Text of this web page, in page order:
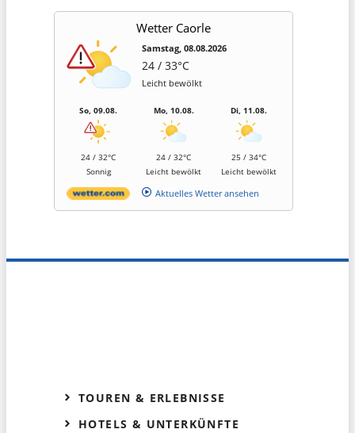
Wetter Caorle
Samstag, 08.08.2026
24 / 33°C
Leicht bewölkt
So, 09.08.
24 / 32°C
Sonnig
Mo, 10.08.
24 / 32°C
Leicht bewölkt
Di, 11.08.
25 / 34°C
Leicht bewölkt
Aktuelles Wetter ansehen
TOUREN & ERLEBNISSE
HOTELS & UNTERKÜNFTE